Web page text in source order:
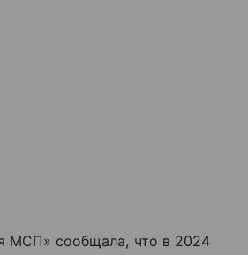
МСП» сообщала, что в 2024